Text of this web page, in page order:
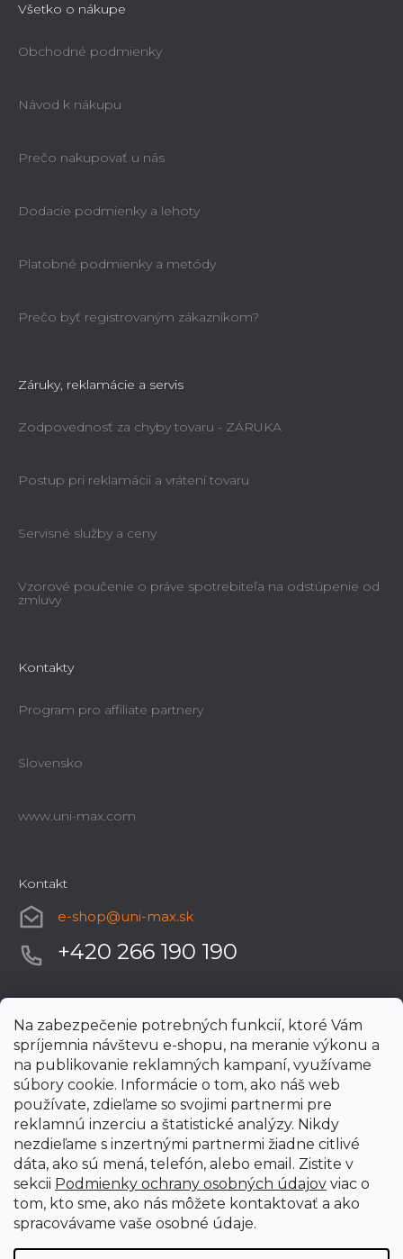
Na zabezpečenie potrebných funkcií, ktoré Vám
spríjemnia návštevu e-shopu, na meranie výkonu a
na publikovanie reklamných kampaní, využívame
súbory cookie. Informácie o tom, ako náš web
používate, zdieľame so svojimi partnermi pre
reklamnú inzerciu a štatistické analýzy. Nikdy
nezdieľame s inzertnými partnermi žiadne citlivé
dáta, ako sú mená, telefón, alebo email. Zistite v
sekcii Podmienky ochrany osobných údajov viac o
tom, kto sme, ako nás môžete kontaktovať a ako
spracovávame vaše osobné údaje.
Všetko o nákupe
Obchodné podmienky
Návod k nákupu
Prečo nakupovať u nás
Dodacie podmienky a lehoty
Platobné podmienky a metódy
Prečo byť registrovaným zákazníkom?
Záruky, reklamácie a servis
Zodpovednosť za chyby tovaru - ZÁRUKA
Postup pri reklamácii a vrátení tovaru
Servisné služby a ceny
Vzorové poučenie o práve spotrebiteľa na odstúpenie od
zmluvy
Kontakty
Program pro affiliate partnery
Slovensko
www.uni-max.com
Kontakt
e-shop@uni-max.sk
+420 266 190 190